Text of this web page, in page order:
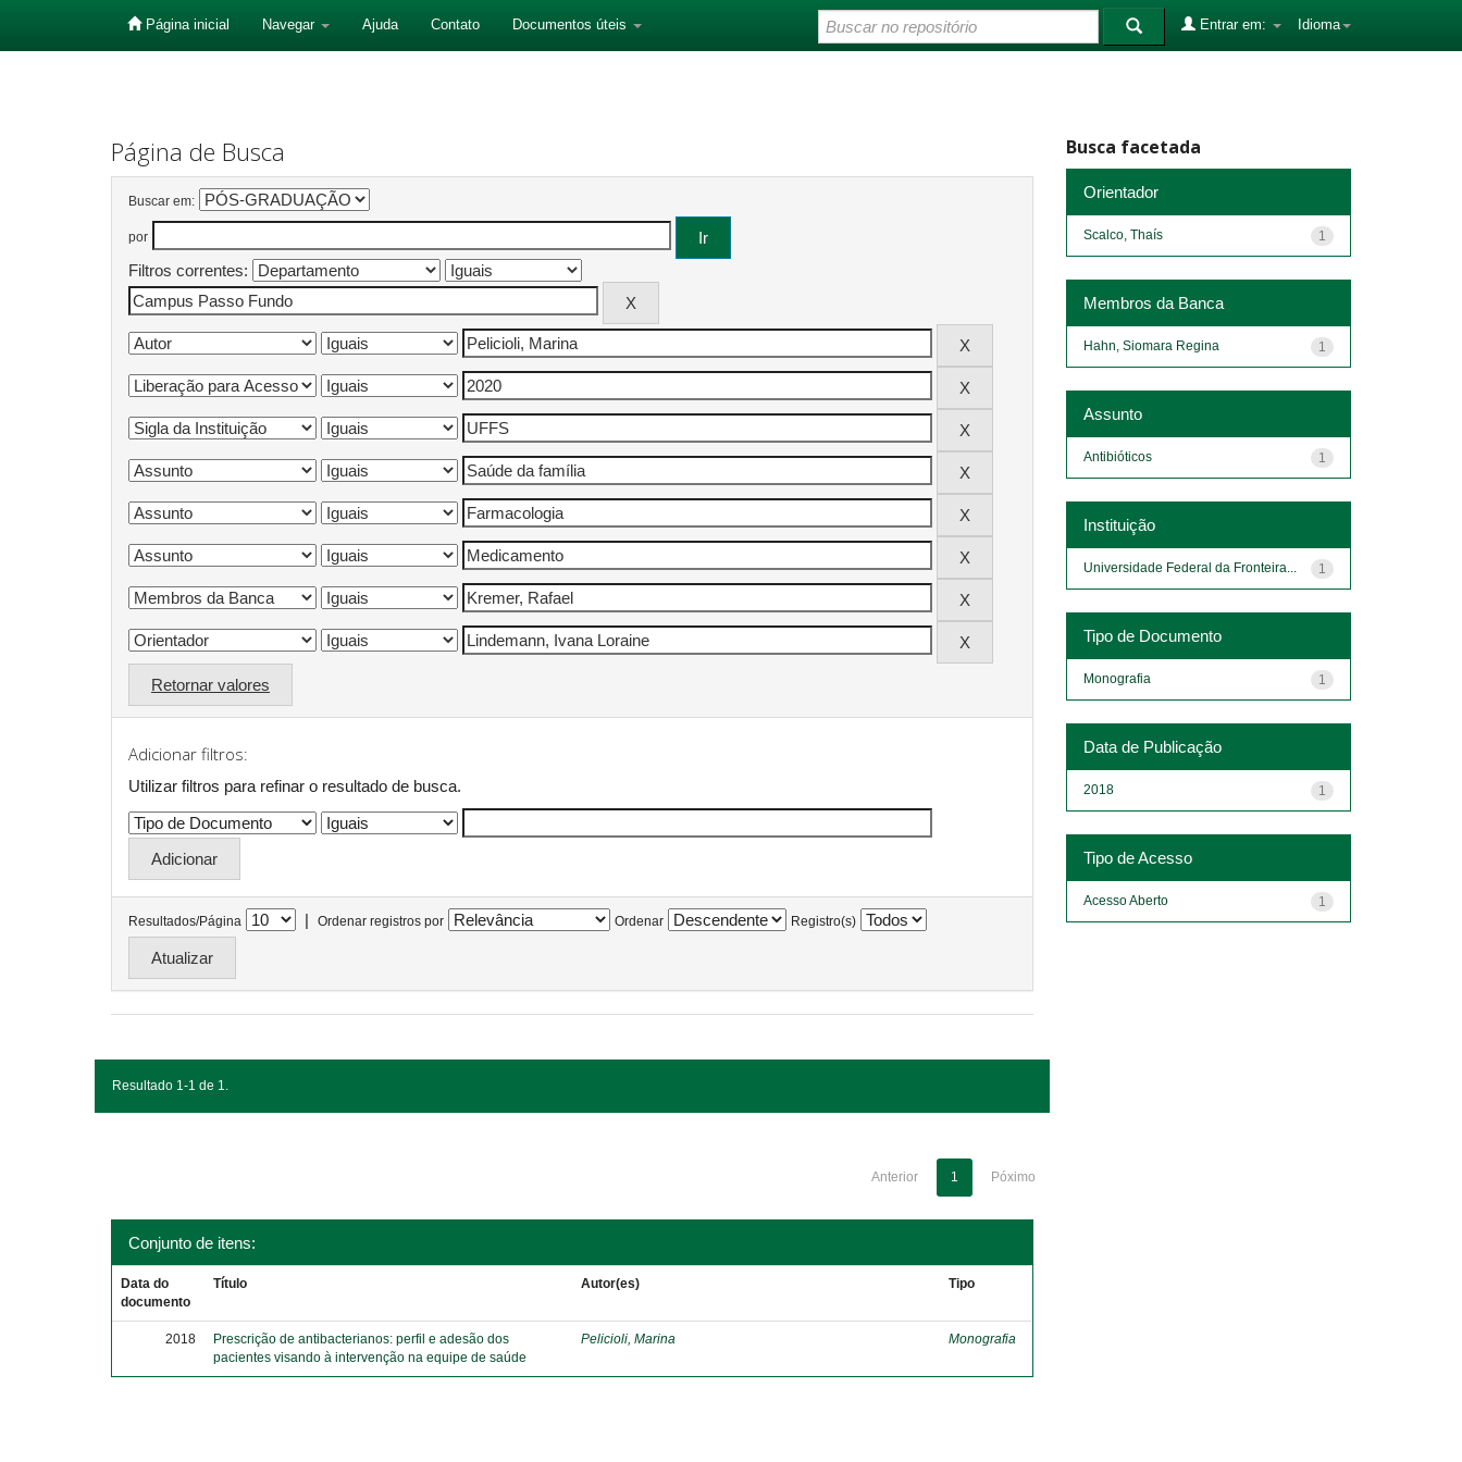
Página inicial Navegar Ajuda Contato Documentos úteis Idioma
Entrar em:
Página de Busca
Buscar em:
por
Filtros correntes:
Retornar valores
Adicionar filtros:
Utilizar filtros para refinar o resultado de busca.
Resultados/Página | Ordenar registros por Ordenar Registro(s)
Resultado 1-1 de 1.
Anterior 1 Póximo
Conjunto de itens:
Data do
documento
Título Autor(es) Tipo
2018
Prescrição de antibacterianos: perfil e adesão dos
pacientes visando à intervenção na equipe de saúde
Pelicioli, Marina Monografia
Busca facetada
Orientador
1
Scalco, Thaís
Membros da Banca
1
Hahn, Siomara Regina
Assunto
1
Antibióticos
Instituição
1
Universidade Federal da Fronteira...
Tipo de Documento
1
Monografia
Data de Publicação
1
2018
Tipo de Acesso
1
Acesso Aberto